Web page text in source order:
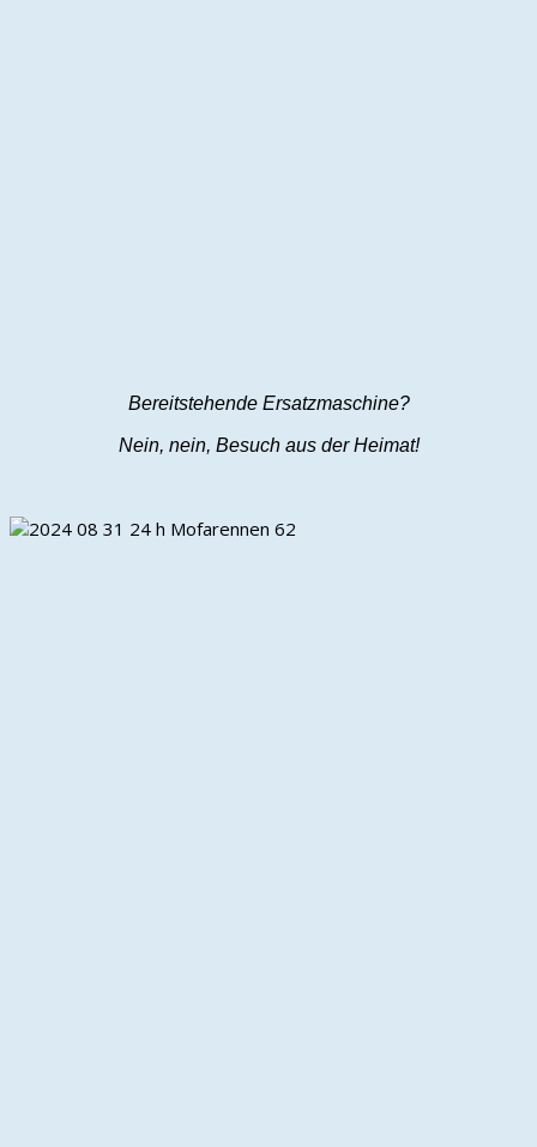
Bereitstehende Ersatzmaschine?
Nein, nein, Besuch aus der Heimat!